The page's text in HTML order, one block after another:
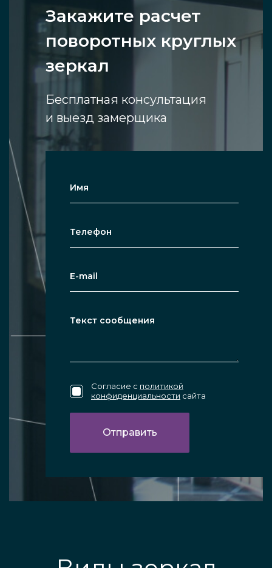
Закажите расчет
поворотных круглых
зеркал
Бесплатная консультация
и выезд замерщика
Согласие с политикой
конфиденциальности сайта